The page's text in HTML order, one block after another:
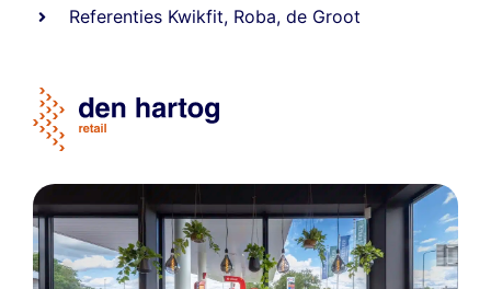
Referenties Kwikfit, Roba,de Groot